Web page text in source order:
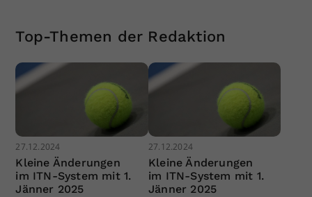
Top-Themen der Redaktion
27.12.2024
Kleine Änderungen
im ITN-System mit 1.
Jänner 2025
27.12.2024
Kleine Änderungen
im ITN-System mit 1.
Jänner 2025